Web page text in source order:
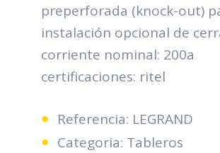
preperforada (knock-out)
instalación opcional de
corriente nominal: 200a
certificaciones: ritel
Referencia: LEGRAND
Categoria: Tableros